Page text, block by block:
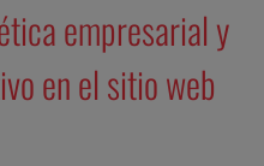
empresarial y
en el sitio web